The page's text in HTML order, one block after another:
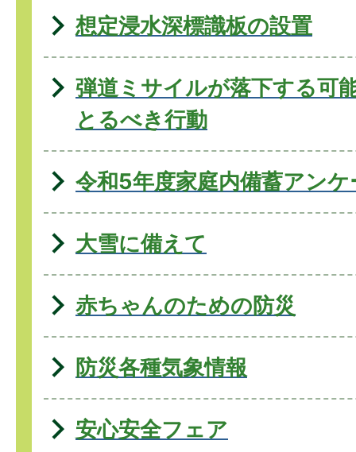
想定浸水深標識板の設置
弾道ミサイルが落下する可
とるべき行動
令和5年度家庭内備蓄アンケ
大雪に備えて
赤ちゃんのための防災
防災各種気象情報
安心安全フェア